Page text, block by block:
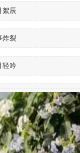
絮辰
炸裂
轻吟